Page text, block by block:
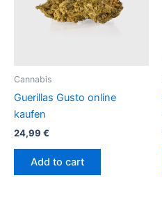
Cannabis
Guerillas Gusto online
kaufen
24,99 €
Add to cart